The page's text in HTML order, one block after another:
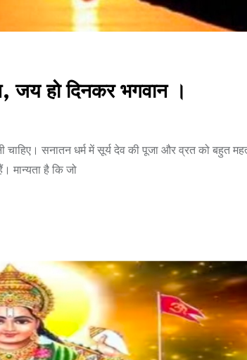
हो दिनकर भगवान ।
सनातन धर्म में सूर्य देव की पूजा और व्रत को बहुत
मान्यता है कि जो
NEWS,NATIONAL,
ASSAM ,BIHAR,
EDUCATION ,
NATIONAL ,
UTTAR PRADESH
“न्यूटन को